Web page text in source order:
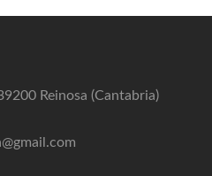
Reinosa (Cantabria)